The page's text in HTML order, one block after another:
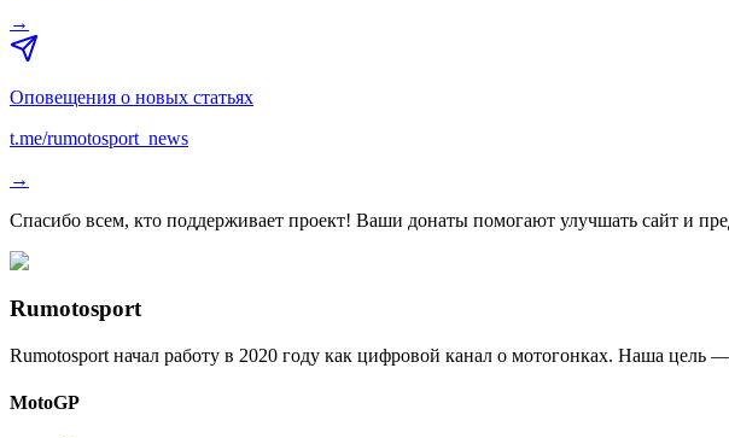
→
Оповещения о новых статьях
t.me/rumotosport_news
→
Спасибо всем, кто поддерживает проект! Ваши донаты помогают улучшать сайт и
Rumotosport
Rumotosport начал работу в 2020 году как цифровой канал о мотогонках. Наша цель
MotoGP